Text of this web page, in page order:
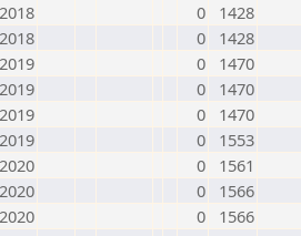
0
1428
0
1428
0
1470
0
1470
0
1470
0
1553
0
1561
0
1566
0
1566